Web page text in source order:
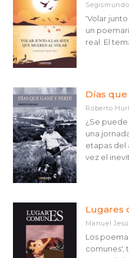
'Volar
un
real. El
Días
Roberto
¿Se
una
etapas del
vez el
Lugares
Manuel
Los
comunes',